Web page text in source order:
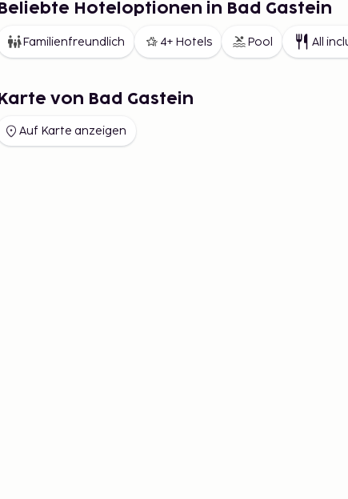
Beliebte Hoteloptionen in Bad Gastein
Familienfreundlich 4+ Hotels Pool All
Karte von Bad Gastein
Auf Karte anzeigen